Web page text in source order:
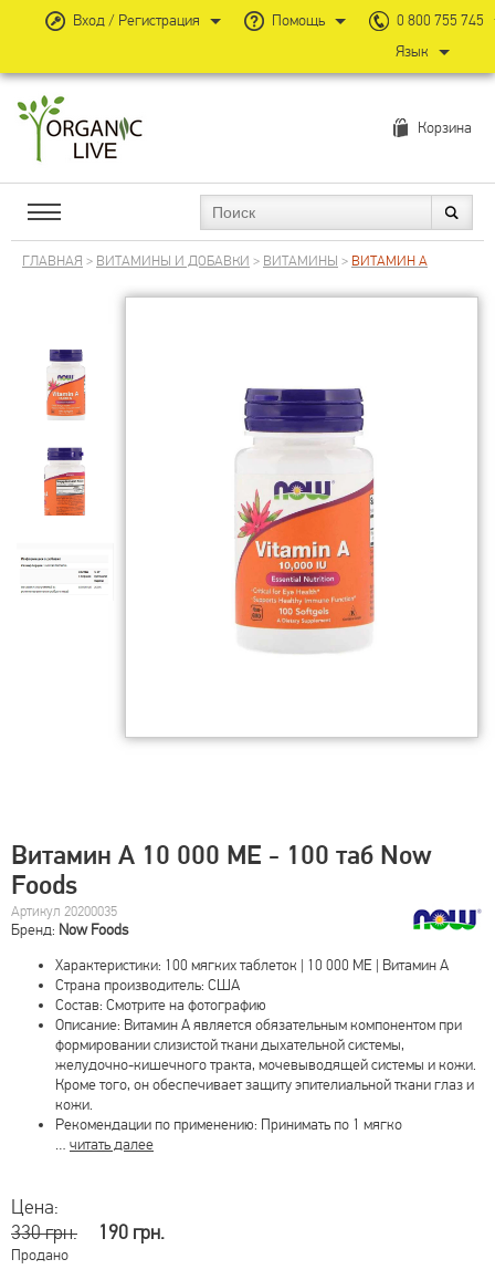
Корзина
ГЛАВНАЯ > ВИТАМИНЫ И ДОБАВКИ > ВИТАМИНЫ > ВИТАМИН А
Витамин A 10 000 МЕ - 100 таб Now
Foods
Артикул 20200035
Бренд: Now Foods
Характеристики: 100 мягких таблеток | 10 000 МЕ | Витамин A
Страна производитель: США
Состав: Смотрите на фотографию
Описание: Витамин А является обязательным компонентом при
формировании слизистой ткани дыхательной системы,
желудочно-кишечного тракта, мочевыводящей системы и кожи.
Кроме того, он обеспечивает защиту эпителиальной ткани глаз и
кожи.
Рекомендации по применению: Принимать по 1 мягко
… читать далее
Цена:
330 грн.
190 грн.
Продано
Вход / Регистрация Помощь
0 800 755 745
Язык